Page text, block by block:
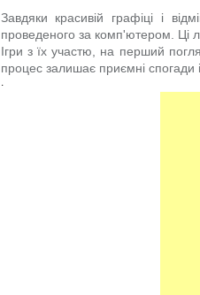
Завдяки красивій графіці і
проведеного за комп'ютером. Ці
Ігри з їх участю, на перший
процес залишає приємні спогади
.